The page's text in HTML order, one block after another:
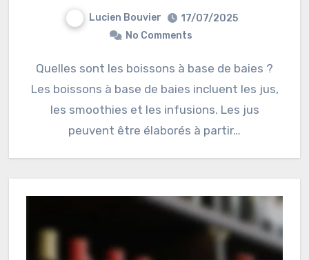
Lucien Bouvier
17/07/2025
No Comments
Quelles sont les boissons à base de baies ?
Les boissons à base de baies incluent les jus,
les smoothies et les infusions. Les jus
peuvent être élaborés à partir…